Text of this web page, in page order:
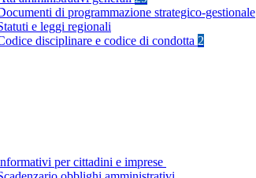
di programmazione strategico-gestionale
e leggi regionali
disciplinare e codice di condotta 2
per cittadini e imprese